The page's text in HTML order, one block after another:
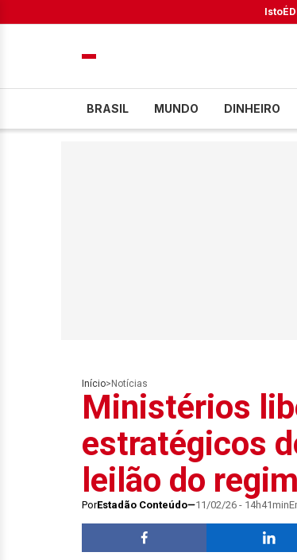
IstoÉ
BRASIL MUNDO DINHEIRO
Início> Notícias
Ministérios
estratégicos
leilão do
PorEstadão Conteúdo 11/02/26 - 14h41min